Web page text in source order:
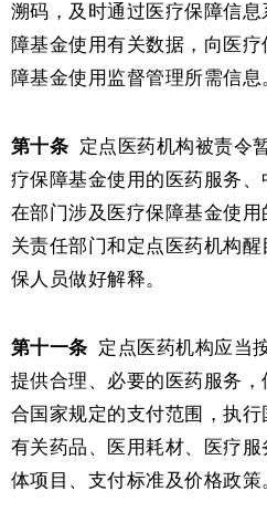
溯码，及时通过医疗保障信
障基金使用有关数据，向医
障基金使用监督管理所需信息
第十条 定点医药机构被责令
疗保障基金使用的医药服务
在部门涉及医疗保障基金使
关责任部门和定点医药机构
保人员做好解释。
第十一条 定点医药机构应当
提供合理、必要的医药服务
合国家规定的支付范围，执
有关药品、医用耗材、医疗
体项目、支付标准及价格政策